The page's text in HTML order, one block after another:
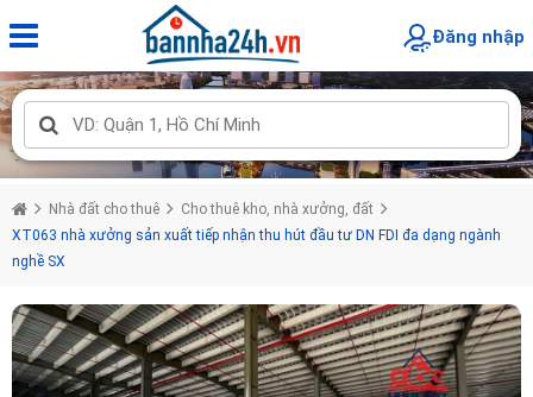
Đăng nhập
Nhà đất cho thuê
Cho thuê kho, nhà xưởng, đất
XT063 nhà xưởng sản xuất tiếp nhận thu hút đầu tư DN FDI đa dạng ngành
nghề SX